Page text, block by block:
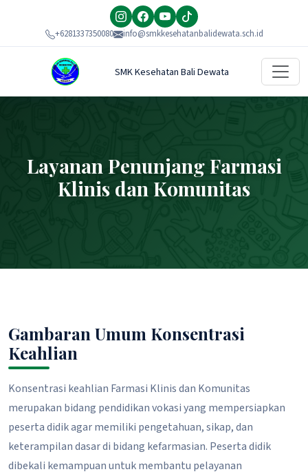
+6281337350080 info@smkkesehatanbalidewata.sch.id
SMK Kesehatan Bali Dewata
Layanan Penunjang Farmasi
Klinis dan Komunitas
Gambaran Umum Konsentrasi
Keahlian
Konsentrasi keahlian Farmasi Klinis dan Komunitas
merupakan bidang pendidikan vokasi yang mempersiapkan
peserta didik agar memiliki pengetahuan, sikap, dan
keterampilan dasar di bidang kefarmasian. Peserta didik
dibekali kemampuan untuk membantu pelayanan